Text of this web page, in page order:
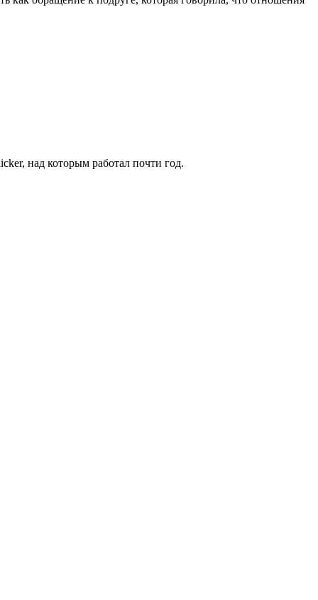
над которым работал почти год.